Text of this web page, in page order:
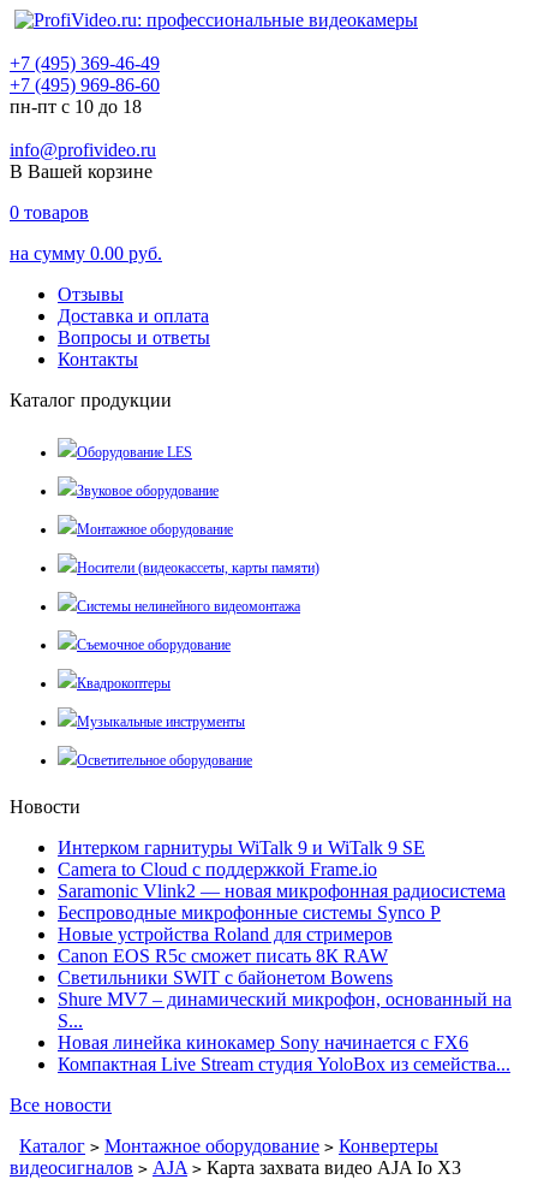
+7 (495) 369-46-49
+7 (495) 969-86-60
пн-пт с 10 до 18
info@profivideo.ru
В Вашей корзине
0 товаров
на сумму 0.00 руб.
Отзывы
Доставка и оплата
Вопросы и ответы
Контакты
Каталог продукции
Оборудование LES
Звуковое оборудование
Монтажное оборудование
Носители (видеокассеты, карты памяти)
Системы нелинейного видеомонтажа
Съемочное оборудование
Квадрокоптеры
Музыкальные инструменты
Осветительное оборудование
Новости
Интерком гарнитуры WiTalk 9 и WiTalk 9 SE
Camera to Cloud с поддержкой Frame.io
Saramonic Vlink2 — новая микрофонная радиосистема
Беспроводные микрофонные системы Synco P
Новые устройства Roland для стримеров
Canon EOS R5c сможет писать 8К RAW
Светильники SWIT с байонетом Bowens
Shure MV7 – динамический микрофон, основанный на
S...
Новая линейка кинокамер Sony начинается с FX6
Компактная Live Stream студия YoloBox из семейства...
Все новости
Каталог > Монтажное оборудование > Конвертеры
видеосигналов > AJA > Карта захвата видео AJA Io X3